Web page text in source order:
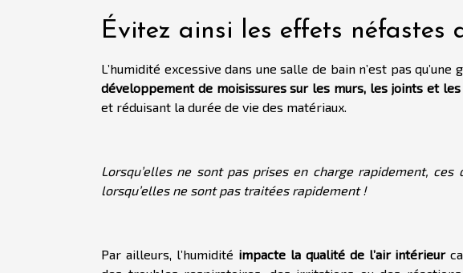
Évitez ainsi les effets néfastes
L’humidité excessive dans une salle de bain n’est pas
développement de moisissures sur les murs, les joints et
et réduisant la durée de vie des matériaux.
Lorsqu’elles ne sont pas prises en charge rapidement,
lorsqu’elles ne sont pas traitées rapidement !
Par ailleurs, l’humidité impacte la qualité de l’air intérieur